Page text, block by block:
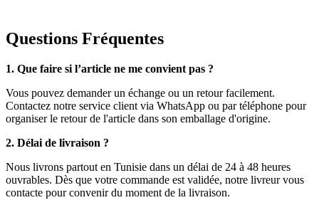
Questions Fréquentes
1. Que faire si l’article ne me convient pas ?
Vous pouvez demander un échange ou un retour facilement.
Contactez notre service client via WhatsApp ou par téléphone pour
organiser le retour de l'article dans son emballage d'origine.
2. Délai de livraison ?
Nous livrons partout en Tunisie dans un délai de 24 à 48 heures
ouvrables. Dès que votre commande est validée, notre livreur vous
contacte pour convenir du moment de la livraison.